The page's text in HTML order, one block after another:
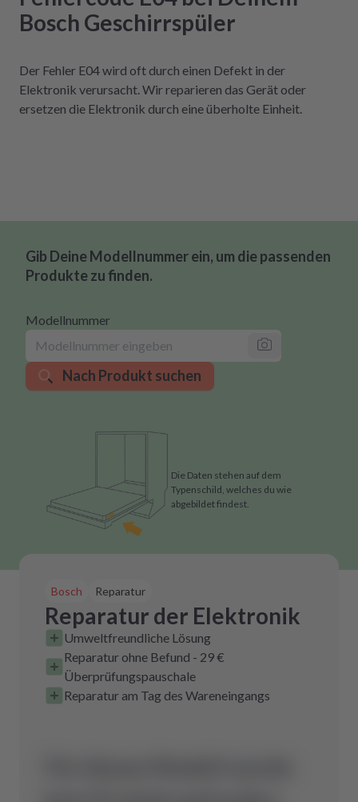
Bosch Geschirrspüler
Der Fehler E04 wird oft durch einen Defekt in der
Elektronik verursacht. Wir reparieren das Gerät oder
ersetzen die Elektronik durch eine überholte Einheit.
Gib Deine Modellnummer ein, um die passenden
Produkte zu finden.
Modellnummer
Nach Produkt suchen
Die Daten stehen auf dem
Typenschild, welches du wie
abgebildet findest.
Bosch Reparatur
Reparatur der Elektronik
Umweltfreundliche Lösung
Reparatur ohne Befund - 29 €
Überprüfungspauschale
Reparatur am Tag des Wareneingangs